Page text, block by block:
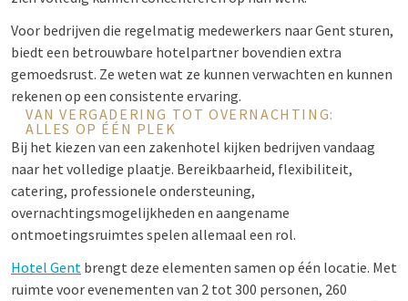
Voor bedrijven die regelmatig medewerkers naar Gent sturen,
biedt een betrouwbare hotelpartner bovendien extra
gemoedsrust. Ze weten wat ze kunnen verwachten en kunnen
rekenen op een consistente ervaring.
VAN VERGADERING TOT OVERNACHTING:
ALLES OP ÉÉN PLEK
Bij het kiezen van een zakenhotel kijken bedrijven vandaag
naar het volledige plaatje. Bereikbaarheid, flexibiliteit,
catering, professionele ondersteuning,
overnachtingsmogelijkheden en aangename
ontmoetingsruimtes spelen allemaal een rol.
Hotel Gent brengt deze elementen samen op één locatie. Met
ruimte voor evenementen van 2 tot 300 personen, 260